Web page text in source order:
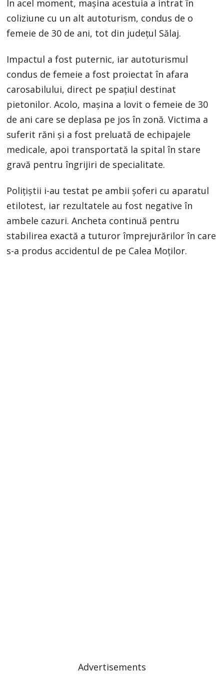
În acel moment, mașina acestuia a intrat în
coliziune cu un alt autoturism, condus de o
femeie de 30 de ani, tot din județul Sălaj.
Impactul a fost puternic, iar autoturismul
condus de femeie a fost proiectat în afara
carosabilului, direct pe spațiul destinat
pietonilor. Acolo, mașina a lovit o femeie de 30
de ani care se deplasa pe jos în zonă. Victima a
suferit răni și a fost preluată de echipajele
medicale, apoi transportată la spital în stare
gravă pentru îngrijiri de specialitate.
Polițiștii i-au testat pe ambii șoferi cu aparatul
etilotest, iar rezultatele au fost negative în
ambele cazuri. Ancheta continuă pentru
stabilirea exactă a tuturor împrejurărilor în care
s-a produs accidentul de pe Calea Moților.
Advertisements